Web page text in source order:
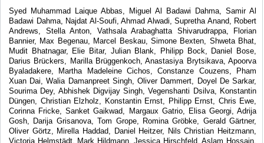
Syed Muhammad Laique Abbas, Miguel Al Badawi Dahma, Samir Al
Badawi Dahma, Najdat Al-Soufi, Ahmad Alwadi, Supretha Anand, Robert
Andrews, Stella Anton, Vathsala Arabaghatta Shivarudrappa, Florian
Bannier, Max Begenau, Marcel Beskau, Simone Bexten, Shweta Bhat,
Mudit Bhatnagar, Elie Bitar, Julian Blank, Philipp Bock, Daniel Bose,
Darius Brückers, Marilla Brüggenkoch, Anastasiya Brytsikava, Apoorva
Byaladakere, Martha Madeleine Cichos, Constanze Couzens, Pham
Xuan Dai, Walia Damanpreet Singh, Oliver Dammert, Doyel De Sarkar,
Sourima Dey, Abhishek Digvijay Singh, Vegenshanti Dsilva, Konstantin
Düngen, Christian Elzholz, Konstantin Ernst, Philipp Ernst, Chris Ewe,
Corinna Fricke, Sanket Gaikwad, Margaux Gatrio, Elisa Georgi, Adrija
Gosh, Darija Grisanova, Tom Grope, Romina Gröbke, Gerald Gärtner,
Oliver Görtz, Mirella Haddad, Daniel Heitzer, Nils Christian Heitzmann,
Victoria Helmstädt, Mark Hildmann, Jessica Hirschfeld, Aslam Hossain,